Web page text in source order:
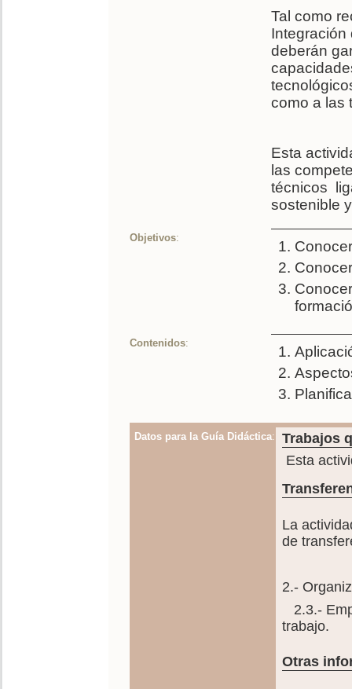
Tal como
Integración
deberán
como a las
Esta
las
técnicos
sostenible
Objetivos:
Contenidos:
Datos para la Guía Didáctica:
Trabajos
Esta
La
de
2.-
2.3.-
trabajo.
Otras